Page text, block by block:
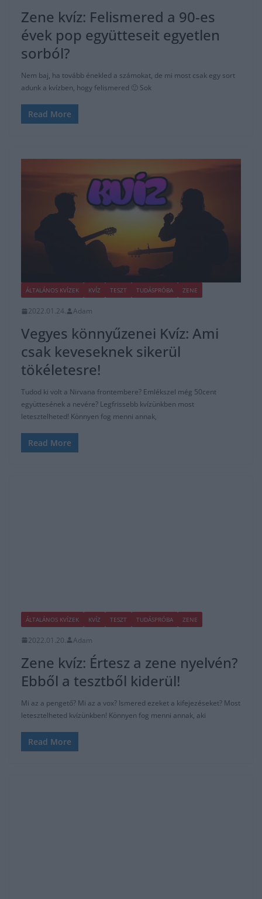
Zene kvíz: Felismered a 90-es
évek pop együtteseit egyetlen
sorból?
Nem baj, ha tovább énekled a számokat, de mi most csak egy sort
adunk a kvízben, hogy felismered 🙂 Sok
Read More
ÁLTALÁNOS KVÍZEK KVÍZ TESZT TUDÁSPRÓBA ZENE
2022.01.24. Adam
Vegyes könnyűzenei Kvíz: Ami
csak keveseknek sikerül
tökéletesre!
Tudod ki volt a Nirvana frontembere? Emlékszel még 50cent
együttesének a nevére? Legfrissebb kvízünkben most
letesztelheted! Könnyen fog menni annak,
Read More
ÁLTALÁNOS KVÍZEK KVÍZ TESZT TUDÁSPRÓBA ZENE
2022.01.20. Adam
Zene kvíz: Értesz a zene nyelvén?
Ebből a tesztből kiderül!
Mi az a pengető? Mi az a vox? Ismered ezeket a kifejezéseket? Most
letesztelheted kvízünkben! Könnyen fog menni annak, aki
Read More